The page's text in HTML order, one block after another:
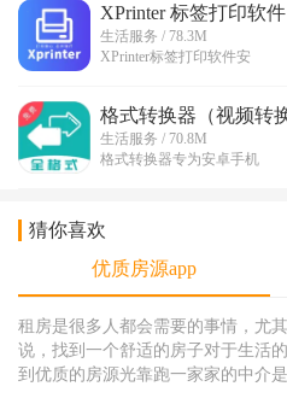
XPrinter 标签打印软件
生活服务 / 78.3M
XPrinter标签打印软件安
格式转换器（视频转
生活服务 / 70.8M
格式转换器专为安卓手机
猜你喜欢
优质房源app
租房是很多人都会需要的事情，尤
说，找到一个舒适的房子对于生活
到优质的房源光靠跑一家家的中介